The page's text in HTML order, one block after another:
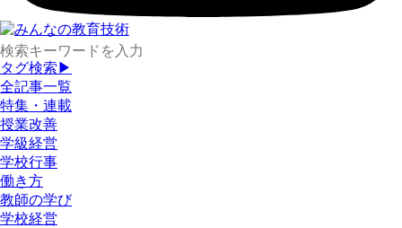
タグ検索▶
全記事一覧
特集・連載
授業改善
学級経営
学校行事
働き方
教師の学び
学校経営